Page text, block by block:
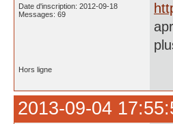
Date d'inscription: 2012-09-18
Messages: 69
Hors ligne
2013-09-04